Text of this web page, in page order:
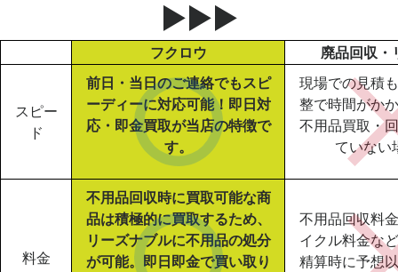
▶▶▶
フクロウ 廃品回収・
スピー
ド
前日・当日のご連絡でもスピ
ーディーに対応可能！即日対
応・即金買取が当店の特徴で
す。
現場での見積
整で時間がか
不用品買取・
ていない
料金
不用品回収時に買取可能な商
品は積極的に買取するため、
リーズナブルに不用品の処分
が可能。即日即金で買い取り
不用品回収料
イクル料金な
精算時に予想